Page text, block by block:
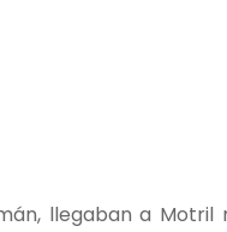
llegaban a